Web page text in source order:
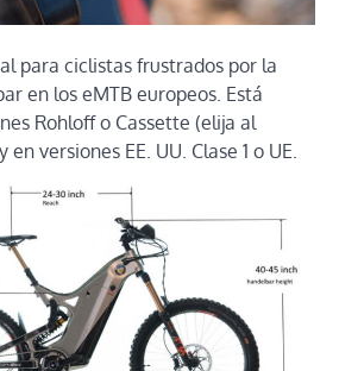
para ciclistas frustrados por la
en los eMTB europeos. Está
Rohloff o Cassette (elija al
versiones EE. UU. Clase 1 o UE.